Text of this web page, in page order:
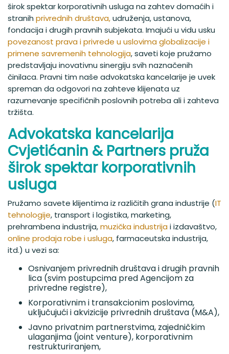
ki ponuja široko paleto pravnih storitev v različnih
sektorjih. Eno od naših področij strokovnega znanja je
zapleten sektor spletnih igralnic. Spletanje po
labirintu zakonov in predpisov na tem področju je
lahko zmedeno in zahtevno. Sodelovanje s
Cvjetićanin in partnerji vam daje zagotovilo, da vaše
pravne zadeve obravnavajo izkušeni strokovnjaki, ki
so dobro seznanjeni s tem področjem. Naše
poglobljeno razumevanje odtenkov zakonodaje o
spletnih igralnicah temelji na bogatih izkušnjah. Na
primer, Rizk Casinohttps://finance-akademija.si/,
eno vodilnih spletnih kazinojev v Evropi, je odličen
svetovanje, ki zajema vse vidike zakonodaje o
spletnih igrah, skladnosti, licenciranja in regulativnih
zadev. Kot odvetniška družba ne nudimo le pravnega
svetovanja, ampak tudi praktične rešitve, ki se
brezhibno vključujejo v pravni in poslovni okvir.
Prizadevamo si zagotoviti zanesljive pravne storitve,
prilagojene posebnim potrebam vsake stranke.
širok spektar korporativnih usluga na zahtev domaćih i
stranih privrednih društava,udruženja, ustanova,
fondacija i drugih pravnih subjekata. Imajući u vidu usku
povezanost prava i privrede u uslovima globalizacije i
primene savremenih tehnologija, saveti koje pružamo
predstavljaju inovativnu sinergiju svih naznačenih
činilaca. Pravni tim naše advokatska kancelarije je uvek
spreman da odgovori na zahteve klijenata uz
razumevanje specifičnih poslovnih potreba ali i zahteva
tržišta.
Advokatska kancelarija
Cvjetićanin & Partners pruža
širok spektar korporativnih
usluga
Pružamo savete klijentima iz različitih grana industrije (IT
tehnologije, transport i logistika, marketing,
prehrambena industrija,muzička industrija i izdavaštvo,
online prodaja robe i usluga, farmaceutska industrija,
itd.) u vezi sa:
Osnivanjem privrednih društava i drugih pravnih
lica (svim postupcima pred Agencijom za
privredne registre),
Korporativnim i transakcionim poslovima,
uključujući i akvizicije privrednih društava (M&A),
Javno privatnim partnerstvima, zajedničkim
ulaganjima (joint venture), korporativnim
restrukturiranjem,